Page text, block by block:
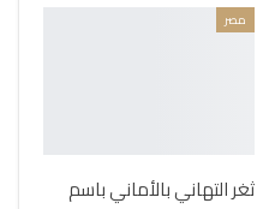
مصر
ثغر التهاني بالأماني باسم